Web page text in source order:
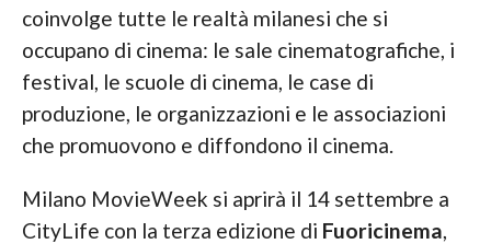
coinvolge tutte le realtà milanesi che si
occupano di cinema: le sale cinematografiche, i
festival, le scuole di cinema, le case di
produzione, le organizzazioni e le associazioni
che promuovono e diffondono il cinema.
Milano MovieWeek si aprirà il 14 settembre a
CityLife con la terza edizione di Fuoricinema,